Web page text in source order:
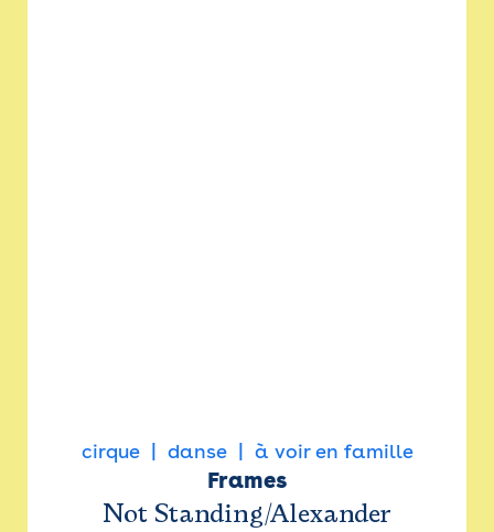
cirque danse à voir en famille
Frames
Not Standing/Alexander